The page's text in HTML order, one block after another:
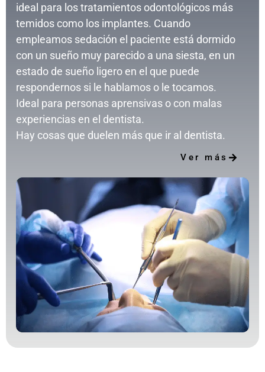
La excelencia en el cuidado
ideal para los tratamientos odontológicos más
temidos como los implantes. Cuando
empleamos sedación el paciente está dormido
con un sueño muy parecido a una siesta, en un
estado de sueño ligero en el que puede
respondernos si le hablamos o le tocamos.
Ideal para personas aprensivas o con malas
experiencias en el dentista.
Hay cosas que duelen más que ir al dentista.
Ver más